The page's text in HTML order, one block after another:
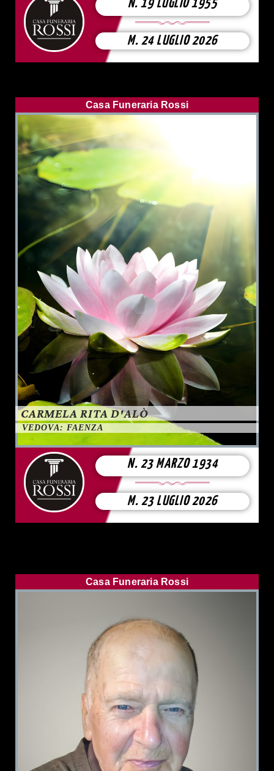
N. 19 LUGLIO 1955
M. 24 LUGLIO 2026
Casa Funeraria Rossi
CARMELA RITA D'ALÒ
VEDOVA: FAENZA
N. 23 MARZO 1934
M. 23 LUGLIO 2026
Casa Funeraria Rossi